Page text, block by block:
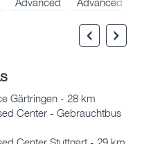
Gärtringen - 28 km
Center - Gebrauchtbus